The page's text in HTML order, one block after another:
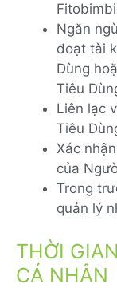
Ngăn
đoạt tài
Dùng
Tiêu
Liên lạc
Tiêu
Xác
của
Trong
quản lý
THỜI
CÁ NHÂN